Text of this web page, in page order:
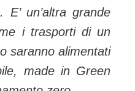
E’ un’altra grande
i trasporti di un
saranno alimentati
made in Green